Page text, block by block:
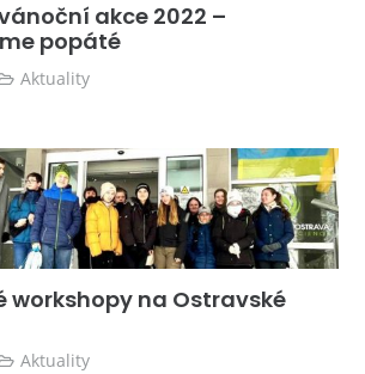
akce 2022 –
popáté
Aktuality
workshopy na Ostravské
Aktuality